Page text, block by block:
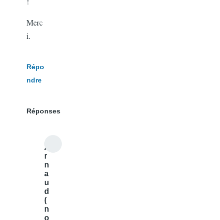
Merc
i.
Répo
ndre
Réponses
A
r
n
a
u
d
(
n
o